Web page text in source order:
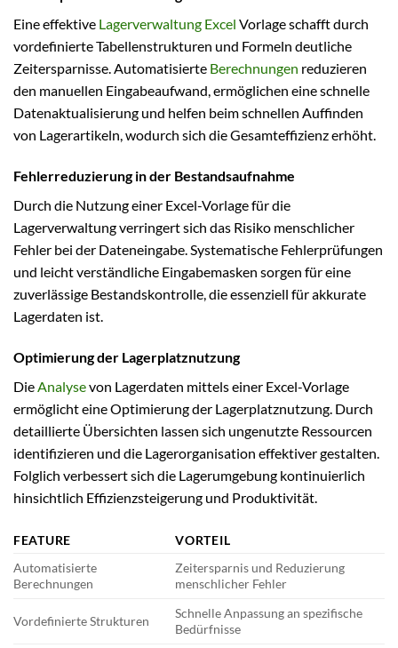
Eine effektive Lagerverwaltung Excel Vorlage schafft durch
vordefinierte Tabellenstrukturen und Formeln deutliche
Zeitersparnisse. Automatisierte Berechnungen reduzieren
den manuellen Eingabeaufwand, ermöglichen eine schnelle
Datenaktualisierung und helfen beim schnellen Auffinden
von Lagerartikeln, wodurch sich die Gesamteffizienz erhöht.
Fehlerreduzierung in der Bestandsaufnahme
Durch die Nutzung einer Excel-Vorlage für die
Lagerverwaltung verringert sich das Risiko menschlicher
Fehler bei der Dateneingabe. Systematische Fehlerprüfungen
und leicht verständliche Eingabemasken sorgen für eine
zuverlässige Bestandskontrolle, die essenziell für akkurate
Lagerdaten ist.
Optimierung der Lagerplatznutzung
DieAnalysevon Lagerdaten mittels einer Excel-Vorlage
ermöglicht eine Optimierung der Lagerplatznutzung. Durch
detaillierte Übersichten lassen sich ungenutzte Ressourcen
identifizieren und die Lagerorganisation effektiver gestalten.
Folglich verbessert sich die Lagerumgebung kontinuierlich
hinsichtlich Effizienzsteigerung und Produktivität.
FEATURE
VORTEIL
Automatisierte
Berechnungen
Zeitersparnis und Reduzierung
menschlicher Fehler
Vordefinierte Strukturen
Schnelle Anpassung an spezifische
Bedürfnisse